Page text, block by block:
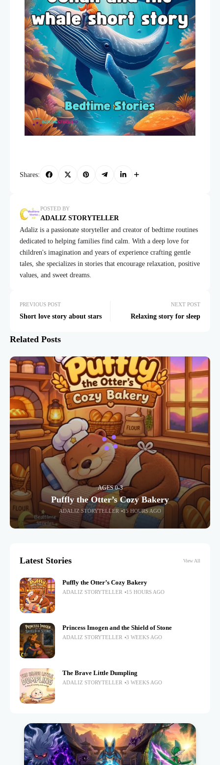
Shares:
POSTED BY
ADALIZ STORYTELLER
Adaliz is a passionate storyteller and creator of bedtime routines
dedicated to helping families find calm. With a deep love for
children's imagination and years of experience crafting gentle
tales, she specializes in stories that encourage relaxation, positive
values, and sweet dreams.
PREVIOUS POST
Short love story about stars
NEXT POST
Relaxing story for sleep
Related Posts
AGES 0-3
Puffly the Otter’s Cozy Bakery
ADALIZ STORYTELLER 15 HOURS AGO
Latest Stories View All
Puffly the Otter’s Cozy Bakery
ADALIZ STORYTELLER 15 HOURS AGO
Princess Imogen and the Shield of Stone
ADALIZ STORYTELLER 3 WEEKS AGO
The Brave Little Dumpling
ADALIZ STORYTELLER 3 WEEKS AGO